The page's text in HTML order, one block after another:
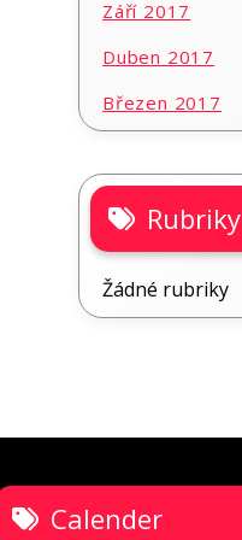
Září 2017
Duben 2017
Březen 2017
Rubriky
Žádné rubriky
Calender